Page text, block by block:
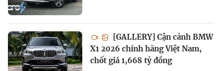
[GALLERY] Cận cảnh BMW
X1 2026 chính hãng Việt Nam,
chốt giá 1,668 tỷ đồng